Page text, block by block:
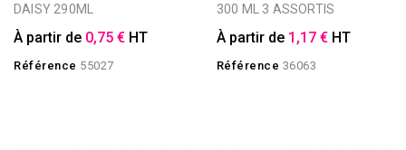
DAISY 290ML
À partir de 0,75 € HT
Référence 55027
300 ML 3 ASSORTIS
À partir de 1,17 € HT
Référence 36063